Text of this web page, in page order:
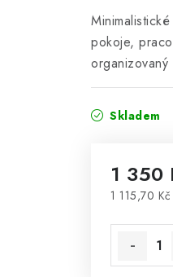
pokoje,
organizovaný
Skladem
1 350
1 115,70